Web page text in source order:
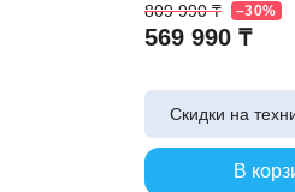
569 990 ₸
809 990 ₸ –30%
Скидки на
В